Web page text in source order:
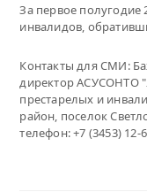
За первое полугодие
инвалидов,
Контакты для СМИ:
директор АСУСОНТО
престарелых и
район, поселок
телефон: +7 (3453) 12-